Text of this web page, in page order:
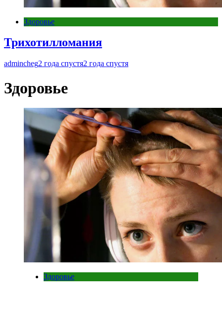
Здоровье
Трихотилломания
admincheg2 года спустя2 года спустя
Здоровье
Здоровье